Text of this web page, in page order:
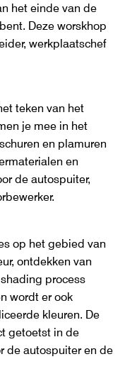
het einde van de
Deze worskhop
werkplaatschef
teken van het
je mee in het
en plamuren
en
de autospuiter,
op het gebied van
ontdekken van
process
wordt er ook
kleuren. De
getoetst in de
de autospuiter en de